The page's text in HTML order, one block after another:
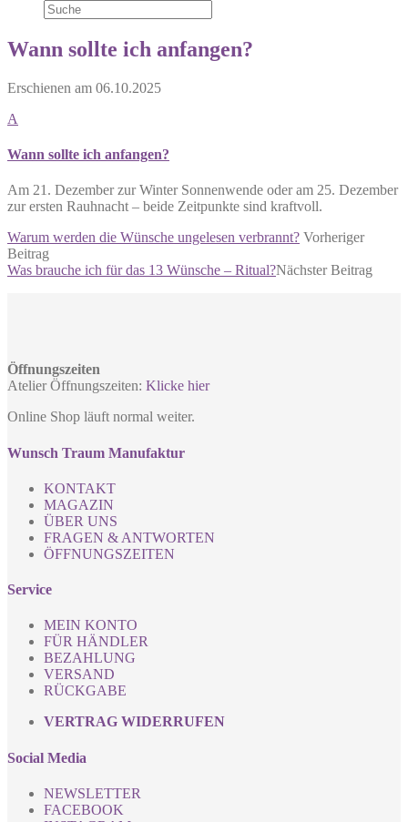
Wann sollte ich anfangen?
Erschienen am 06.10.2025
A
Wann sollte ich anfangen?
Am 21. Dezember zur Winter Sonnenwende oder am 25. Dezember
zur ersten Rauhnacht – beide Zeitpunkte sind kraftvoll.
Warum werden die Wünsche ungelesen verbrannt? Vorheriger
Beitrag
Was brauche ich für das 13 Wünsche – Ritual?Nächster Beitrag
Öffnungszeiten
Atelier Öffnungszeiten: Klicke hier
Online Shop läuft normal weiter.
Wunsch Traum Manufaktur
KONTAKT
MAGAZIN
ÜBER UNS
FRAGEN & ANTWORTEN
ÖFFNUNGSZEITEN
Service
MEIN KONTO
FÜR HÄNDLER
BEZAHLUNG
VERSAND
RÜCKGABE
VERTRAG WIDERRUFEN
Social Media
NEWSLETTER
FACEBOOK